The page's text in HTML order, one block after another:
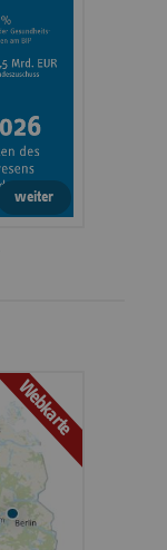
weiter
Webkarte